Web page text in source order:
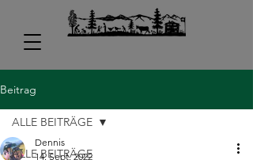
Beitrag
ALLE BEITRÄGE
ALLE BEITRÄGE
Dennis
14. Sept. 2022